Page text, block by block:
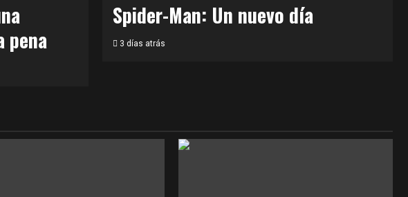
pena
Spider-Man: Un nuevo día
3 días atrás